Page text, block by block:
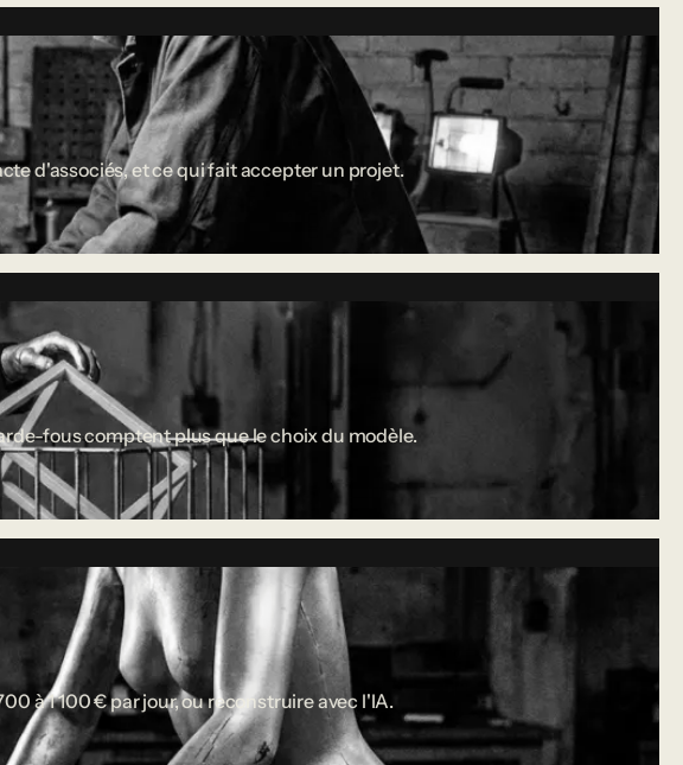
d'associés, et ce qui fait accepter un projet.
fous comptent plus que le choix du modèle.
à 1 100 € par jour, ou reconstruire avec l'IA.